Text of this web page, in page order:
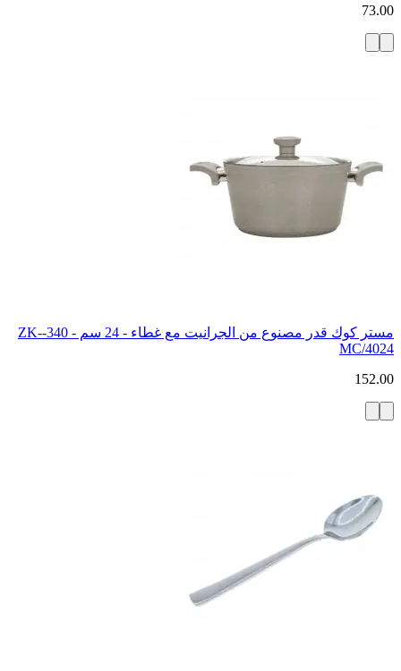
73.00
مستر كوك قدر مصنوع من الجرانيت مع غطاء - 24 سم - 340-ZK-
MC/4024
152.00